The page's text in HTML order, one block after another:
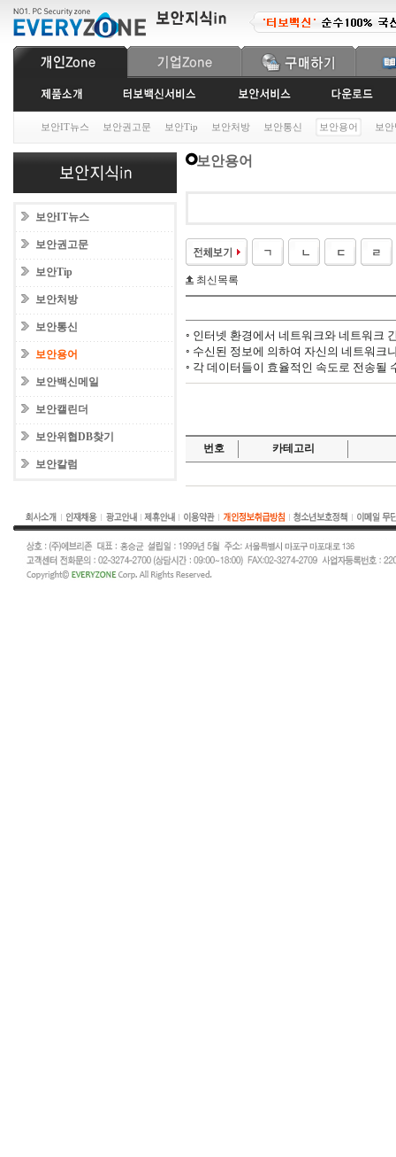
보안IT뉴스 보안권고문 보안Tip 보안처방 보안통신 보안용어 보
보안IT뉴스
보안권고문
보안Tip
보안처방
보안통신
보안용어
보안백신메일
보안캘린더
보안위협DB찾기
보안칼럼
보안용어
최신목록
◦ 인터넷 환경에서 네트워크와 네트워크
◦ 수신된 정보에 의하여 자신의 네트워크
◦ 각 데이터들이 효율적인 속도로 전송될
번호 카테고리